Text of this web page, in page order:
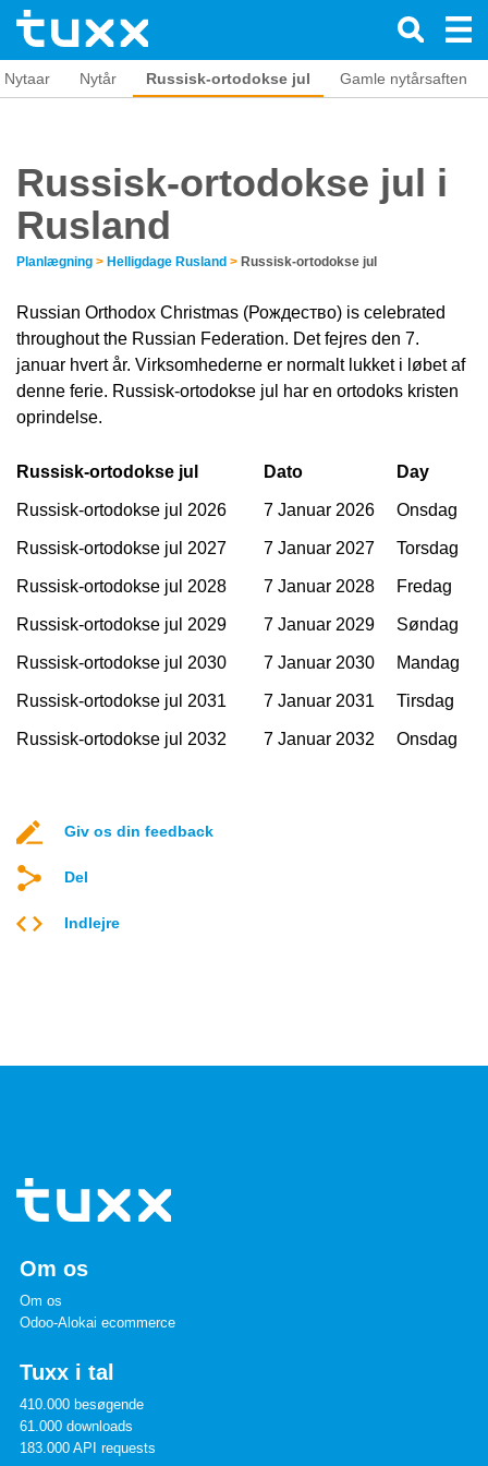
Nytaar Nytår Russisk-ortodokse jul Gamle nytårsaften
Russisk-ortodokse jul i
Rusland
Planlægning > Helligdage Rusland > Russisk-ortodokse jul
Russian Orthodox Christmas (Рождество) is celebrated
throughout the Russian Federation. Det fejres den 7.
januar hvert år. Virksomhederne er normalt lukket i løbet af
denne ferie. Russisk-ortodokse jul har en ortodoks kristen
oprindelse.
Russisk-ortodokse jul Dato Day
Russisk-ortodokse jul 2026 7 Januar 2026 Onsdag
Russisk-ortodokse jul 2027 7 Januar 2027 Torsdag
Russisk-ortodokse jul 2028 7 Januar 2028 Fredag
Russisk-ortodokse jul 2029 7 Januar 2029 Søndag
Russisk-ortodokse jul 2030 7 Januar 2030 Mandag
Russisk-ortodokse jul 2031 7 Januar 2031 Tirsdag
Russisk-ortodokse jul 2032 7 Januar 2032 Onsdag
Giv os din feedback
Del
Indlejre
Om os
Om os
Odoo-Alokai ecommerce
Tuxx i tal
410.000 besøgende
61.000 downloads
183.000 API requests